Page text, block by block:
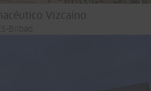
Vizcaíno
Bilbao